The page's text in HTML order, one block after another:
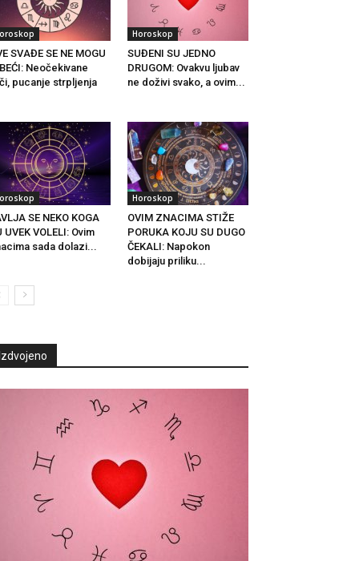
SVAĐE SE NE MOGU
Neočekivane
pucanje strpljenja
Horoskop
SUĐENI SU JEDNO
DRUGOM: Ovakvu ljubav
ne doživi svako, a ovim...
SE NEKO KOGA
UVEK VOLELI: Ovim
sada dolazi...
Horoskop
OVIM ZNACIMA STIŽE
PORUKA KOJU SU DUGO
ČEKALI: Napokon
dobijaju priliku...
Izdvojeno